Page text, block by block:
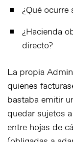
¿Qué ocurre
¿Hacienda
directo?
La propia
quienes
bastaba emitir
quedar sujetos
entre hojas de